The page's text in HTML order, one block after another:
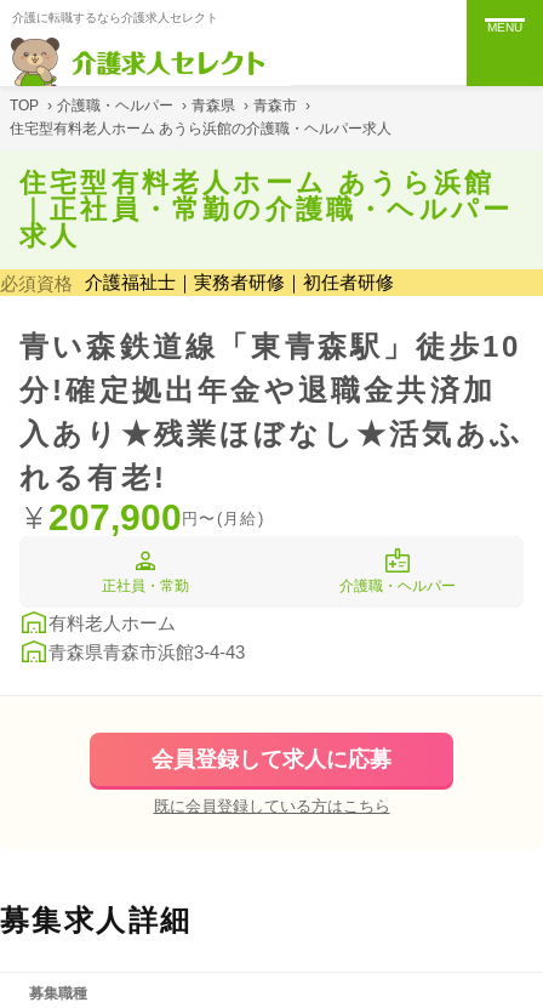
介護に転職するなら介護求人セレクト
MENU
TOP › 介護職・ヘルパー › 青森県 › 青森市 ›
住宅型有料老人ホーム あうら浜館の介護職・ヘルパー求人
住宅型有料老人ホーム あうら浜館
｜正社員・常勤の介護職・ヘルパー
求人
必須資格 介護福祉士｜実務者研修｜初任者研修
青い森鉄道線「東青森駅」徒歩10
分!確定拠出年金や退職金共済加
入あり★残業ほぼなし★活気あふ
れる有老!
207,900円〜(月給)
正社員・常勤 介護職・ヘルパー
有料老人ホーム
青森県青森市浜館3-4-43
会員登録して求人に応募
既に会員登録している方はこちら
募集求人詳細
募集職種